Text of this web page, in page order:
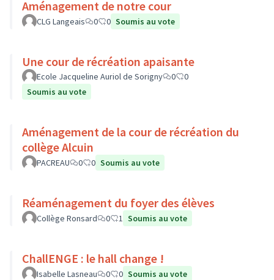
Aménagement de notre cour
CLG Langeais 0 0 Soumis au vote
Une cour de récréation apaisante
Ecole Jacqueline Auriol de Sorigny 0
0
Soumis au vote
Aménagement de la cour de récréation du
collège Alcuin
PACREAU 0 0 Soumis au vote
Réaménagement du foyer des élèves
Collège Ronsard 0 1 Soumis au vote
ChallENGE : le hall change !
Isabelle Lasneau 0 0 Soumis au vote